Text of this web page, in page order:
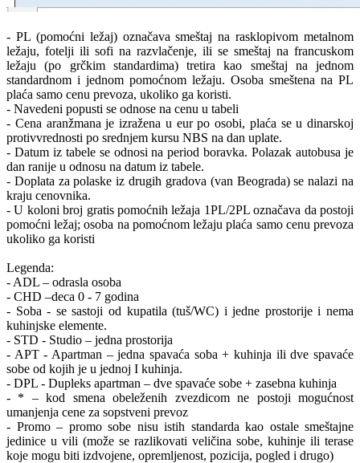
- PL (pomoćni ležaj) označava smeštaj na rasklopivom metalnom
ležaju, fotelji ili sofi na razvlačenje, ili se smeštaj na francuskom
ležaju (po grčkim standardima) tretira kao smeštaj na jednom
standardnom i jednom pomoćnom ležaju. Osoba smeštena na PL
plaća samo cenu prevoza, ukoliko ga koristi.
- Navedeni popusti se odnose na cenu u tabeli
- Cena aranžmana je izražena u eur po osobi, plaća se u dinarskoj
protivvrednosti po srednjem kursu NBS na dan uplate.
- Datum iz tabele se odnosi na period boravka. Polazak autobusa je
dan ranije u odnosu na datum iz tabele.
- Doplata za polaske iz drugih gradova (van Beograda) se nalazi na
kraju cenovnika.
- U koloni broj gratis pomoćnih ležaja 1PL/2PL označava da postoji
pomoćni ležaj; osoba na pomoćnom ležaju plaća samo cenu prevoza
ukoliko ga koristi
Legenda:
- ADL – odrasla osoba
- CHD –deca 0 - 7 godina
- Soba - se sastoji od kupatila (tuš/WC) i jedne prostorije i nema
kuhinjske elemente.
- STD - Studio – jedna prostorija
- APT - Apartman – jedna spavaća soba + kuhinja ili dve spavaće
sobe od kojih je u jednoj I kuhinja.
- DPL - Dupleks apartman – dve spavaće sobe + zasebna kuhinja
- * – kod smena obeleženih zvezdicom ne postoji mogućnost
umanjenja cene za sopstveni prevoz
- Promo – promo sobe nisu istih standarda kao ostale smeštajne
jedinice u vili (može se razlikovati veličina sobe, kuhinje ili terase
koje mogu biti izdvojene, opremljenost, pozicija, pogled i drugo)